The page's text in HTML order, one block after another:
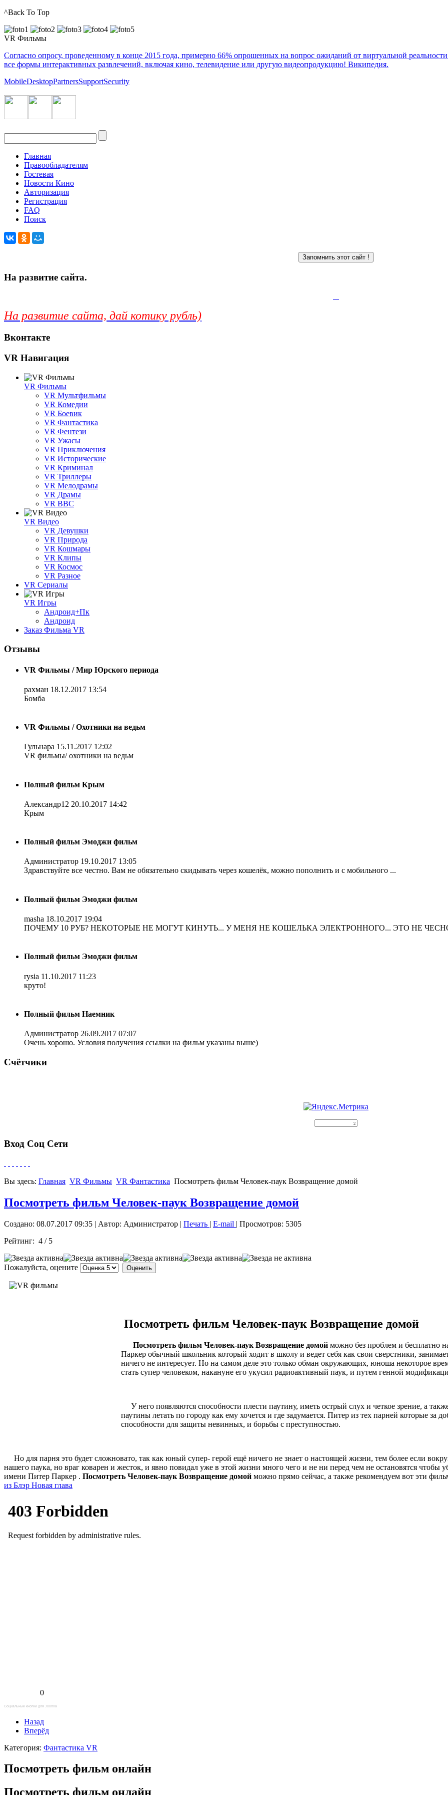
^Back To Top
VR Фильмы
Согласно опросу, проведенному в конце 2015 года, примерно 66% опрошенных на вопрос ожиданий от виртуальной
все формы интерактивных развлечений, включая кино, телевидение или другую видеопродукцию! Википедия.
MobileDesktopPartnersSupportSecurity
Главная
Правообладателям
Гостевая
Новости Кино
Авторизация
Регистрация
FAQ
Поиск
На развитие сайта.
На развитие сайта, дай котику рубль)
Вконтакте
VR Навигация
VR Фильмы
VR Мультфильмы
VR Комедии
VR Боевик
VR Фантастика
VR Фентези
VR Ужасы
VR Приключения
VR Исторические
VR Криминал
VR Триллеры
VR Мелодрамы
VR Драмы
VR BBC
VR Видео
VR Девушки
VR Природа
VR Кошмары
VR Клипы
VR Космос
VR Разное
VR Сериалы
VR Игры
Андроид+Пк
Андроид
Заказ Фильма VR
Отзывы
VR Фильмы / Мир Юрского периода
рахман 18.12.2017 13:54
Бомба
VR Фильмы / Охотники на ведьм
Гульнара 15.11.2017 12:02
VR фильмы/ охотники на ведьм
Полный фильм Крым
Александр12 20.10.2017 14:42
Крым
Полный фильм Эмоджи фильм
Администратор 19.10.2017 13:05
Здравствуйте все честно. Вам не обязательно скидывать через кошелёк, можно пополнить и с мобильного ...
Полный фильм Эмоджи фильм
masha 18.10.2017 19:04
ПОЧЕМУ 10 РУБ? НЕКОТОРЫЕ НЕ МОГУТ КИНУТЬ... У МЕНЯ НЕ КОШЕЛЬКА ЭЛЕКТРОННОГО... ЭТО НЕ
Полный фильм Эмоджи фильм
rysia 11.10.2017 11:23
круто!
Полный фильм Наемник
Администратор 26.09.2017 07:07
Очень хорошо. Условия получения ссылки на фильм указаны выше)
Счётчики
Вход Соц Сети
Вы здесь: Главная VR Фильмы VR Фантастика Посмотреть фильм Человек-паук Возвращение домой
Посмотреть фильм Человек-паук Возвращение домой
Создано: 08.07.2017 09:35 | Автор: Администратор | Печать | E-mail | Просмотров: 5305
Рейтинг: 4 / 5
Пожалуйста, оцените
Посмотреть фильм Человек-паук Возвращение домой
Посмотреть фильм Человек-паук Возвращение домой можно без проблем и бесплатно
Паркер обычный школьник который ходит в школу и ведет себя как свои сверстники,
ничего не интересует. Но на самом деле это только обман окружающих, юноша некоторое
стать супер человеком, накануне его укусил радиоактивный паук, и путем генной
У него появляются способности плести паутину, иметь острый слух и четкое зрение, а
паутины летать по городу как ему хочется и где задумается. Питер из тех парней которые за
способности для защиты невинных, и борьбы с преступностью.
Но для парня это будет сложновато, так как юный супер- герой ещё ничего не знает о настоящей жизни, тем более если
нашего паука, но враг коварен и жесток, и явно повидал уже в этой жизни много чего и не ни перед чем не остановятся чтобы
имени Питер Паркер . Посмотреть Человек-паук Возвращение домой можно прямо сейчас, а также рекомендуем вот эти
из Блэр Новая глава
0
Социальные кнопки для Joomla
Назад
Вперёд
Категория: Фантастика VR
Посмотреть фильм онлайн
Посмотреть фильм онлайн